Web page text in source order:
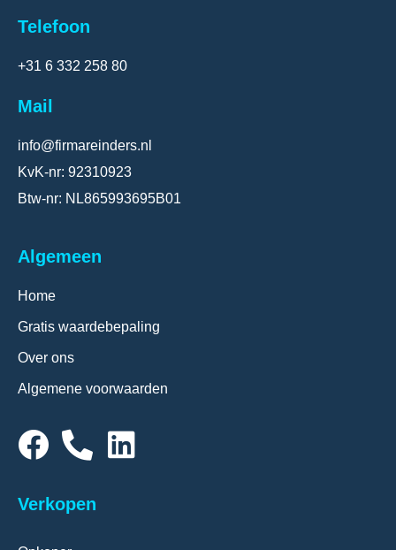
Telefoon
+31 6 332 258 80
Mail
info@firmareinders.nl
KvK-nr: 92310923
Btw-nr: NL865993695B01
Algemeen
Home
Gratis waardebepaling
Over ons
Algemene voorwaarden
Verkopen